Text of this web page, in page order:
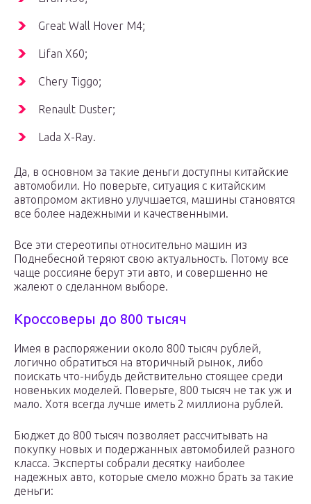
Great Wall Hover M4;
Lifan X60;
Chery Tiggo;
Renault Duster;
Lada X-Ray.
Да, в основном за такие деньги доступны китайские
автомобили. Но поверьте, ситуация с китайским
автопромом активно улучшается, машины становятся
все более надежными и качественными.
Все эти стереотипы относительно машин из
Поднебесной теряют свою актуальность. Потому все
чаще россияне берут эти авто, и совершенно не
жалеют о сделанном выборе.
Кроссоверы до 800 тысяч
Имея в распоряжении около 800 тысяч рублей,
логично обратиться на вторичный рынок, либо
поискать что-нибудь действительно стоящее среди
новеньких моделей. Поверьте, 800 тысяч не так уж и
мало. Хотя всегда лучше иметь 2 миллиона рублей.
Бюджет до 800 тысяч позволяет рассчитывать на
покупку новых и подержанных автомобилей разного
класса. Эксперты собрали десятку наиболее
надежных авто, которые смело можно брать за такие
деньги: